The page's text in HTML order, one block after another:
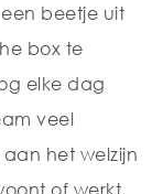
beetje uit
box te
elke dag
veel
het welzijn